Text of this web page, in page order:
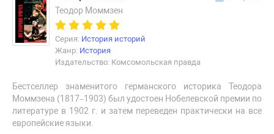
Теодор Моммзен
Серия: История историй
Жанр: История
Издательство: Комсомольская правда
Бестселлер знаменитого германского историка Теодора
Моммзена (1817–1903) был удостоен Нобелевской премии по
литературе в 1902 г. и затем переведен практически на все
европейские языки.